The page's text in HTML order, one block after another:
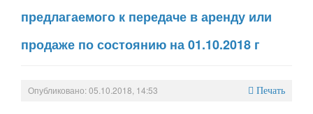
предлагаемого к передаче в аренду или
продаже по состоянию на 01.10.2018 г
Опубликовано: 05.10.2018, 14:53 Печать